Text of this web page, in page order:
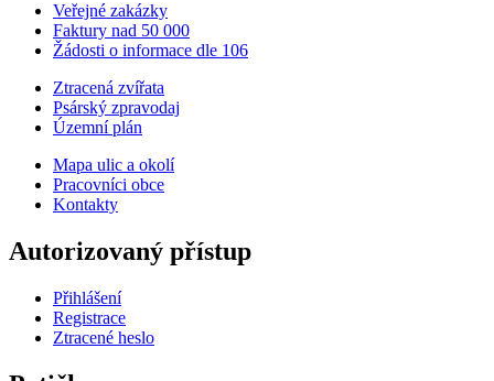
Veřejné zakázky
Faktury nad 50 000
Žádosti o informace dle 106
Ztracená zvířata
Psárský zpravodaj
Územní plán
Mapa ulic a okolí
Pracovníci obce
Kontakty
Autorizovaný přístup
Přihlášení
Registrace
Ztracené heslo